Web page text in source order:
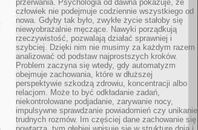
przerwania. Psychologia od dawna pokazuje, że
człowiek nie podejmuje codziennie wszystkiego od
nowa. Gdyby tak było, zwykłe życie stałoby się
niewyobrażalnie męczące. Nawyki porządkują
rzeczywistość, pozwalają działać sprawniej i
szybciej. Dzięki nim nie musimy za każdym razem
analizować od podstaw najprostszych kroków.
Problem zaczyna się wtedy, gdy automatyzm
obejmuje zachowania, które w dłuższej
perspektywie szkodzą zdrowiu, koncentracji albo
relacjom. Może to być odkładanie zadań,
niekontrolowane podjadanie, zarywanie nocy,
impulsywne sprawdzanie powiadomień czy unikanie
trudnych rozmów. Im częściej dane zachowanie się